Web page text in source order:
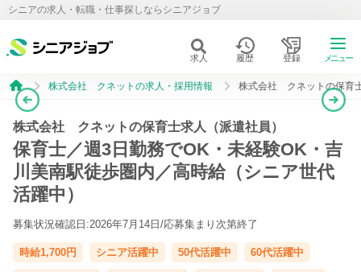
シニアの求人・転職・仕事探しならシニアジョブ
求人 履歴 登録 メニュー
株式会社 クネットの求人・採用情報 株式会社 クネットの保育
株式会社 クネットの保育士求人（派遣社員）
保育士／週3日勤務でOK・未経験OK・吉
川美南駅徒歩圏内／高時給（シニア世代
活躍中）
募集状況確認日:2026年7月14日/応募集まり次第終了
時給1,700円 シニア活躍中 50代活躍中 60代活躍中